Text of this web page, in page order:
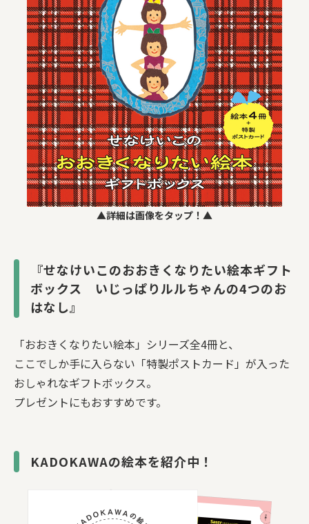
▲詳細は画像をタップ！▲
『せなけいこのおおきくなりたい絵本ギフト
ボックス いじっぱりルルちゃんの4つのお
はなし』
「おおきくなりたい絵本」シリーズ全4冊と、
ここでしか手に入らない「特製ポストカード」が入った
おしゃれなギフトボックス。
プレゼントにもおすすめです。
KADOKAWAの絵本を紹介中！